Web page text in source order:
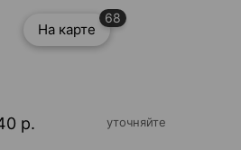
На карте
68
р. уточняйте